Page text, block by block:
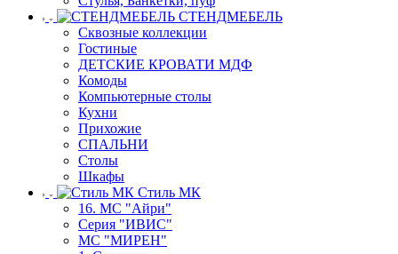
СТЕНДМЕБЕЛЬ
Сквозные коллекции
Гостиные
ДЕТСКИЕ КРОВАТИ МДФ
Комоды
Компьютерные столы
Кухни
Прихожие
СПАЛЬНИ
Столы
Шкафы
Стиль МК
16. МС "Айри"
Серия "ИВИС"
МС "МИРЕН"